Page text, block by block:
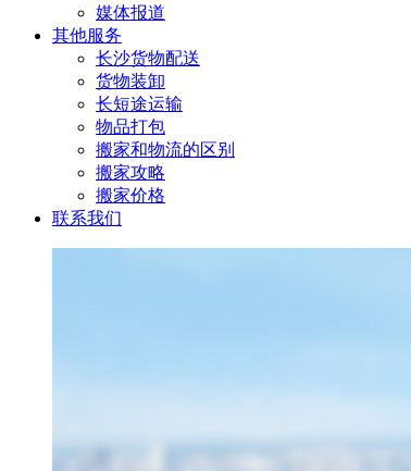
媒体报道
其他服务
长沙货物配送
货物装卸
长短途运输
物品打包
搬家和物流的区别
搬家攻略
搬家价格
联系我们